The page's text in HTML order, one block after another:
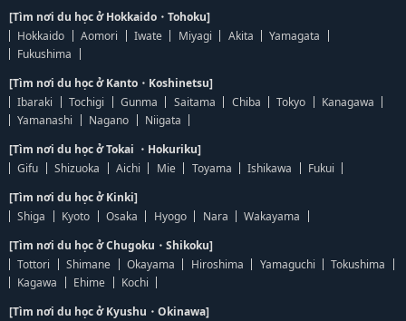
[Tìm nơi du học ở Hokkaido・Tohoku]
Hokkaido
Aomori Iwate Miyagi Akita
Yamagata
Fukushima
[Tìm nơi du học ở Kanto・Koshinetsu]
Ibaraki
Tochigi Gunma Saitama Chiba Tokyo
Kanagawa
Yamanashi
Nagano
Niigata
[Tìm nơi du học ở Tokai ・Hokuriku]
Gifu
Shizuoka Aichi Mie Toyama Ishikawa
Fukui
[Tìm nơi du học ở Kinki]
Shiga
Kyoto Osaka Hyogo Nara
Wakayama
[Tìm nơi du học ở Chugoku・Shikoku]
Tottori
Shimane Okayama Hiroshima Yamaguchi
Tokushima
Kagawa
Ehime
Kochi
[Tìm nơi du học ở Kyushu・Okinawa]